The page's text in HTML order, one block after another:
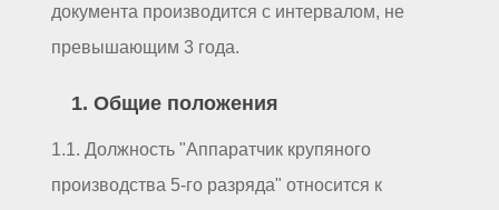
документа производится с интервалом, не
превышающим 3 года.
1. Общие положения
1.1. Должность "Аппаратчик крупяного
производства 5-го разряда" относится к